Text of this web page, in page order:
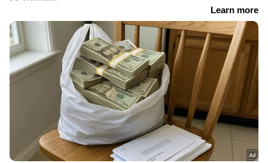
പിന്നാലെ കൊച്ചുബാലനെ
കൃഷിയിടത്തിലേക്ക്
വലിച്ചെറിഞ്ഞ് യുവാവ്
അടിച്ച് മാറ്റിയത് 32
തോക്കുകൾ, ചോദ്യം
ചെയ്യലിൽ തെളിഞ്ഞത്
ഒരു വർഷം മുൻപത്തെ
കൊലപാതകം